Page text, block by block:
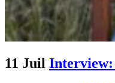
11 Juil Interview: